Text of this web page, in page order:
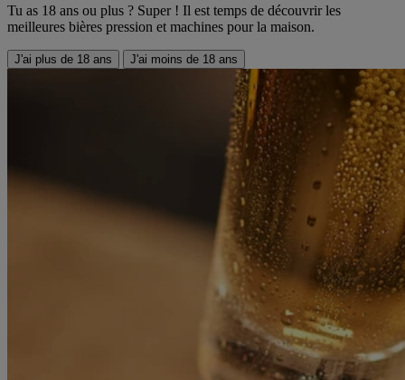
Tu as 18 ans ou plus ? Super ! Il est temps de découvrir les
meilleures bières pression et machines pour la maison.
J'ai plus de 18 ans J'ai moins de 18 ans